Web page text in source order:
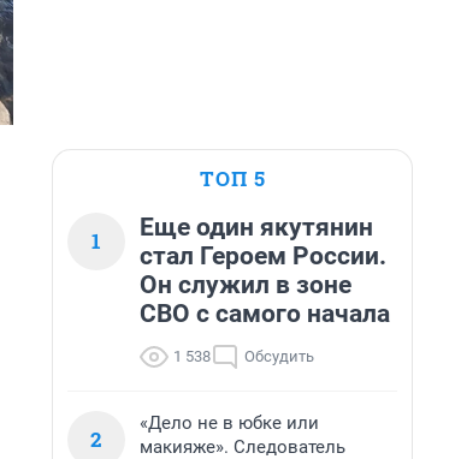
ТОП 5
1
Еще один якутянин
стал Героем России.
Он служил в зоне
СВО с самого начала
1 538 Обсудить
2
«Дело не в юбке или
макияже». Следователь